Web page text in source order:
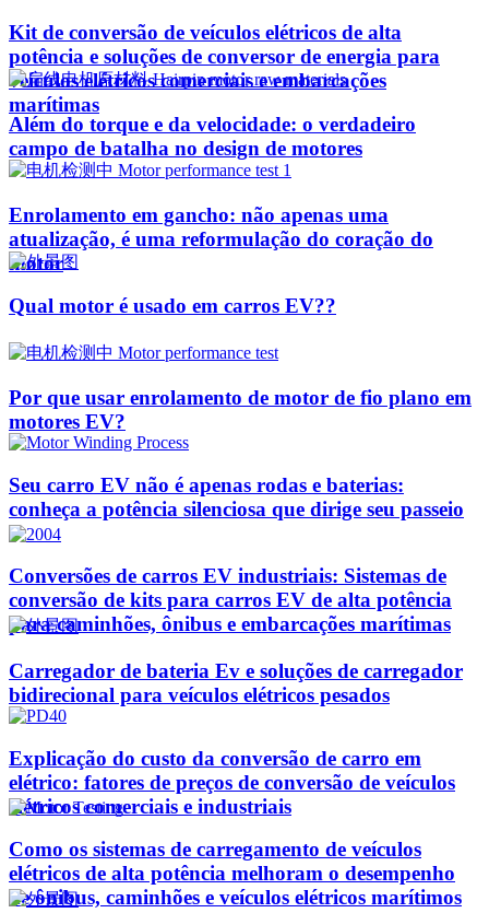
Kit de conversão de veículos elétricos de alta
potência e soluções de conversor de energia para
veículos elétricos comerciais e embarcações
marítimas
Além do torque e da velocidade: o verdadeiro
campo de batalha no design de motores
Enrolamento em gancho: não apenas uma
atualização, é uma reformulação do coração do
motor
Qual motor é usado em carros EV??
Por que usar enrolamento de motor de fio plano em
motores EV?
Seu carro EV não é apenas rodas e baterias:
conheça a potência silenciosa que dirige seu passeio
Conversões de carros EV industriais: Sistemas de
conversão de kits para carros EV de alta potência
para caminhões, ônibus e embarcações marítimas
Carregador de bateria Ev e soluções de carregador
bidirecional para veículos elétricos pesados
Explicação do custo da conversão de carro em
elétrico: fatores de preços de conversão de veículos
elétricos comerciais e industriais
Como os sistemas de carregamento de veículos
elétricos de alta potência melhoram o desempenho
de ônibus, caminhões e veículos elétricos marítimos